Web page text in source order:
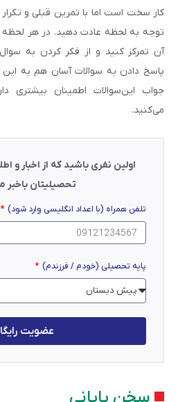
کار سخت است اما با تمرین قبلی و
توجه به لحظه عادت دهید. در هر
آن تمرکز کنید و از فکر کردن به
پاسخ دادن به سوالات آسان هم به
جواب این‌سوالات اطمینان بیشتری
می‌کنید.
اولین نفری باشید که از اخبار و
تحصیلیتان
تلفن همراه (با اعداد انگلیسی وارد شود)
پایه تحصیلی (خودم / فرزندم)
عضویت